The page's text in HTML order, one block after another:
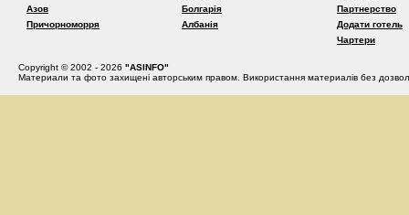
Азов
Причорноморря
Болгарія
Албанія
Партнерство
Додати готель
Чартери
Copyright © 2002 - 2026 "ASINFO"
Материали та фото захищені авторським правом. Використання материалів без